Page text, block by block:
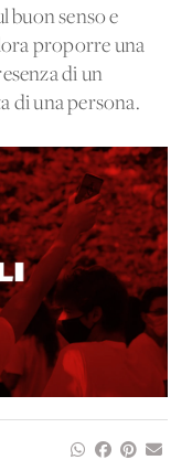
buon senso e
proporre una
di un
di una persona.